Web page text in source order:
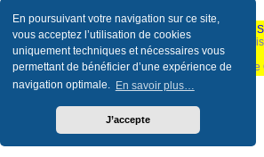
En poursuivant votre navigation sur ce site,
vous acceptez l’utilisation de cookies
uniquement techniques et nécessaires vous
permettant de bénéficier d’une expérience de
navigation optimale. En savoir plus…
J’accepte
Développé parphpBB
® Forum
Traduction
©Le Frégate
Ceci est un texte de remplissage qui n'a pour but que forcer
parametres d'affichage pas defaut de votre navigateur" faut